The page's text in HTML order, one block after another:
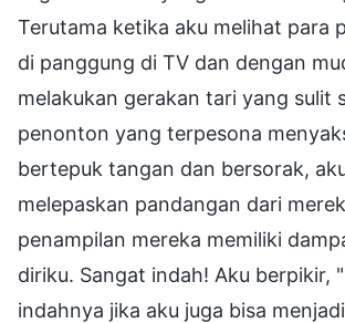
Terutama ketika aku melihat para
di panggung di TV dan dengan
melakukan gerakan tari yang sulit
penonton yang terpesona
bertepuk tangan dan bersorak,
melepaskan pandangan dari
penampilan mereka memiliki
diriku. Sangat indah! Aku berpikir,
indahnya jika aku juga bisa